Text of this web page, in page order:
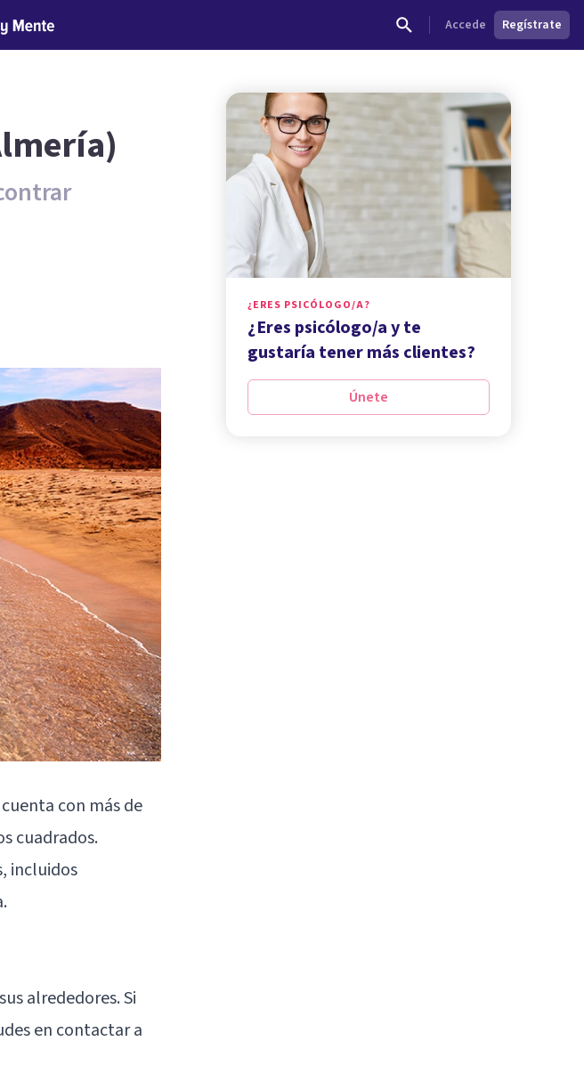
Accede Regístrate
con más de
cuadrados.
incluidos
alrededores. Si
en contactar a
¿ERES PSICÓLOGO/A?
¿Eres psicólogo/a y te
gustaría tener más clientes?
Únete